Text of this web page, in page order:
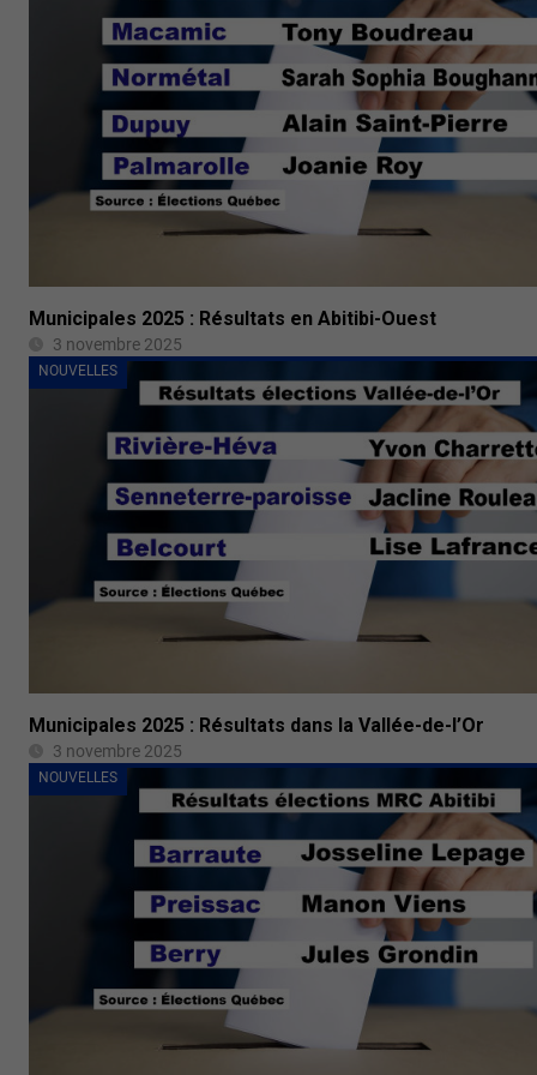
Municipales 2025 : Résultats en Abitibi-Ouest
3 novembre 2025
NOUVELLES
Municipales 2025 : Résultats dans la Vallée-de-l’Or
3 novembre 2025
NOUVELLES